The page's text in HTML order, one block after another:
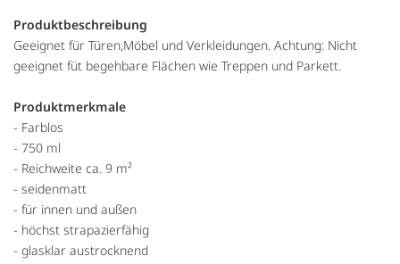
Produktbeschreibung
Geeignet für Türen,Möbel und Verkleidungen. Achtung: Nicht
geeignet füt begehbare Flächen wie Treppen und Parkett.
Produktmerkmale
- Farblos
- 750 ml
- Reichweite ca. 9 m²
- seidenmatt
- für innen und außen
- höchst strapazierfähig
- glasklar austrocknend